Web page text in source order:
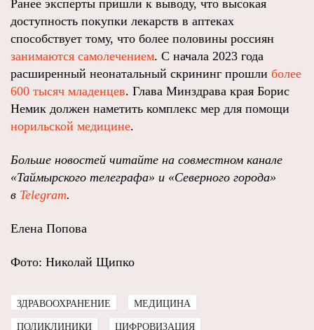
Ранее эксперты пришли к выводу, что высокая
доступность покупки лекарств в аптеках
способствует тому, что более половины россиян
занимаются самолечением. С начала 2023 года
расширенный неонатальный скрининг прошли более
600 тысяч младенцев. Глава Минздрава края Борис
Немик должен наметить комплекс мер для помощи
норильской медицине.
Больше новостей читайте на совместном канале
«Таймырского телеграфа» и «Северного города»
в Telegram.
Елена Попова
Фото: Николай Щипко
ЗДРАВООХРАНЕНИЕ МЕДИЦИНА
ПОЛИКЛИНИКИ ЦИФРОВИЗАЦИЯ